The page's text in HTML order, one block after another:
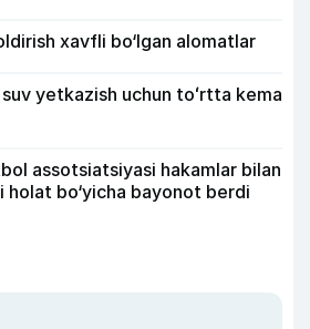
xavfli bo‘lgan alomatlar
suv yetkazish uchun toʻrtta kema
assotsiatsiyasi hakamlar bilan
holat bo‘yicha bayonot berdi